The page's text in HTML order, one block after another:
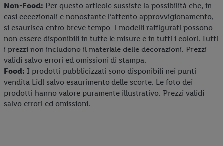
Non-Food: Per questo articolo sussiste la possibilità che, in
casi eccezionali e nonostante l’attento approvvigionamento,
si esaurisca entro breve tempo. I modelli raffigurati possono
non essere disponibili in tutte le misure e in tutti i colori. Tutti
i prezzi non includono il materiale delle decorazioni. Prezzi
validi salvo errori ed omissioni di stampa.
Food: I prodotti pubblicizzati sono disponibili nei punti
vendita Lidl salvo esaurimento delle scorte. Le foto dei
prodotti hanno valore puramente illustrativo. Prezzi validi
salvo errori ed omissioni.